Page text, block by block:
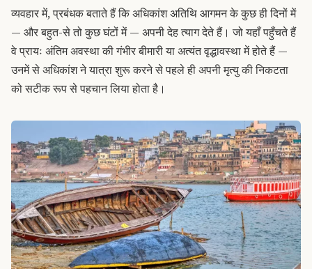
व्यवहार में, प्रबंधक बताते हैं कि अधिकांश अतिथि आगमन के कुछ ही दिनों में
— और बहुत-से तो कुछ घंटों में — अपनी देह त्याग देते हैं। जो यहाँ पहुँचते हैं
वे प्रायः अंतिम अवस्था की गंभीर बीमारी या अत्यंत वृद्धावस्था में होते हैं —
उनमें से अधिकांश ने यात्रा शुरू करने से पहले ही अपनी मृत्यु की निकटता
को सटीक रूप से पहचान लिया होता है।